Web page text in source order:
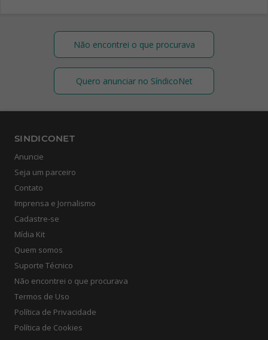
Não encontrei o que procurava
Quero anunciar no SíndicoNet
SINDICONET
Anuncie
Seja um parceiro
Contato
Imprensa e Jornalismo
Cadastre-se
Mídia Kit
Quem somos
Suporte Técnico
Não encontrei o que procurava
Termos de Uso
Política de Privacidade
Política de Cookies